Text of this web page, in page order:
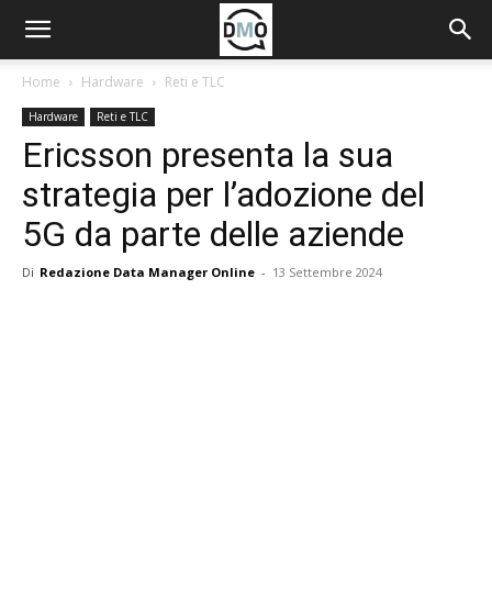
Home Hardware Reti e TLC
Hardware Reti e TLC
Ericsson presenta la sua
strategia per l’adozione del
5G da parte delle aziende
Di Redazione Data Manager Online - 13 Settembre 2024